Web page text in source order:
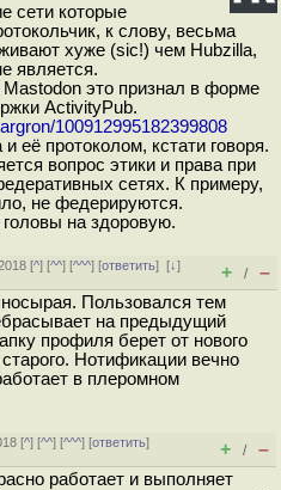
сети которые
к слову, весьма
хуже (sic!) чем Hubzilla,
является.
это признал в форме
ActivityPub.
100912995182399808
её протоколом, кстати говоря.
вопрос этики и права при
сетях. К примеру,
не федерируются.
на здоровую.
[^] [^^] [^^^] [ответить][↓]
+ / –
Пользовался тем
на предыдущий
профиля берет от нового
Нотификации вечно
в плеромном
[^] [^^] [^^^] [ответить]
+ / –
работает и выполняет